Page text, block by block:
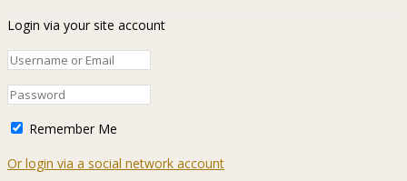
Login via your site account
Remember Me
Or login via a social network account